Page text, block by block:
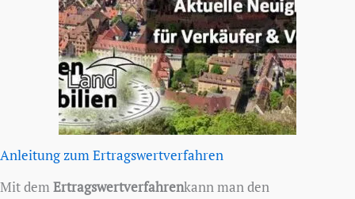
Anleitung zum Ertragswertverfahren
Mit dem Ertragswertverfahrenkann man den